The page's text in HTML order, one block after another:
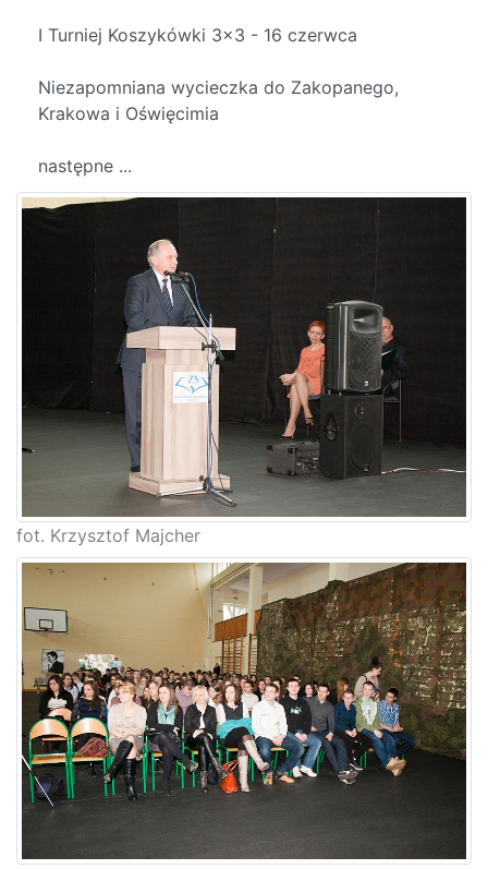
I Turniej Koszykówki 3x3 - 16 czerwca
Niezapomniana wycieczka do Zakopanego,
Krakowa i Oświęcimia
następne ...
fot. Krzysztof Majcher